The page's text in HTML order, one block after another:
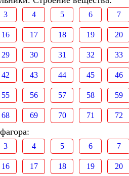
3 4 5 6 7
16 17 18 19 20
29 30 31 32 33
42 43 44 45 46
55 56 57 58 59
68 69 70 71 72
3 4 5 6 7
16 17 18 19 20